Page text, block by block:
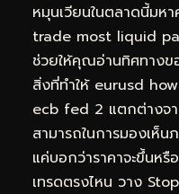
หมุนเวียนในตลาดนี้มห
trade most liquid
ช่วยให้คุณอ่านทิศทางข
สิ่งที่ทำให้ eurusd
ecb fed 2 แตกต่างจา
สามารถในการมองเห็
แค่บอกว่าราคาจะขึ้นหรื
เทรดตรงไหน วาง